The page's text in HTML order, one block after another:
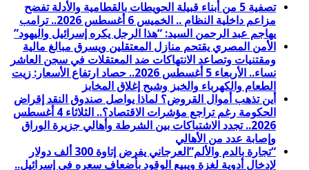
تصفية 5 من أبناء قبيلة الحويطات بالقطامية والأدلة تفضح
مزاعم داخلية النظام .. الخميس 6 أغسطس 2026.. ترامب
يهاجم عبد الرحمن السيد: “هذا الرجل يكره إسرائيل واليهود”
الأمن المصري يقتحم منازل المعتقلين ويسرق مبالغ مالية
ومقتنيات وتصاعد الانتهاكات ضد المعتقلات في سجن العاشر
نساء.. الأربعاء 5 أغسطس 2026.. حصاد ارتفاع الأسعار: زيت
الطعام والكهرباء والخبز وشبح إغلاق المخابز
أين تذهب أموال القروض؟ لماذا يواصل صندوق النقد إقراض
الحكومة رغم تراجع مؤشرات الاقتصاد؟.. الثلاثاء 4 أغسطس
2026.. تجدد الاشتباكات بين الشرطة وأهالي جزيرة الوراق
وإصابة عدد من الأهالي
“تجارة بالدم والألم”العرجاني يفرض إتاوة 300 ألف دولار
لإدخال أدوية لغزة ويبيع الوقود بأضعاف سعره في إسرائيل..